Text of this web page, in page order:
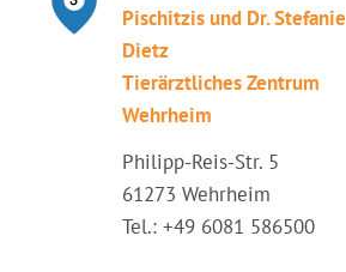
Pischitzis und Dr. Stefanie
Dietz
Tierärztliches Zentrum
Wehrheim
Philipp-Reis-Str. 5
61273 Wehrheim
Tel.: +49 6081 586500